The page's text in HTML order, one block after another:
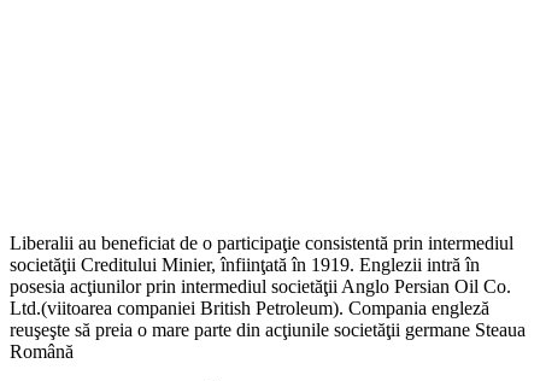
Liberalii au beneficiat de o participaţie consistentă prin intermediul
societăţii Creditului Minier, înfiinţată în 1919. Englezii intră în
posesia acţiunilor prin intermediul societăţii Anglo Persian Oil Co.
Ltd.(viitoarea companiei British Petroleum). Compania engleză
reuşeşte să preia o mare parte din acţiunile societăţii germane Steaua
Română